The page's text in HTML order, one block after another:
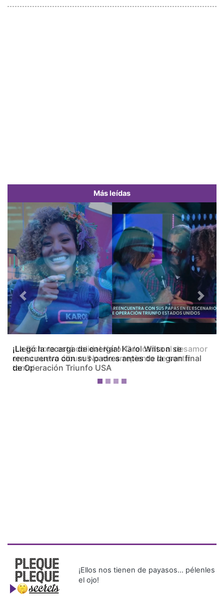
Más leídas
¡La Bichota está dolida! Karol G le canta al desamor
en su nuevo álbum ‘No me arrepiento de sentir
tanto’
Previous Next
¡Ellos nos tienen de payasos… pélenles
el ojo!